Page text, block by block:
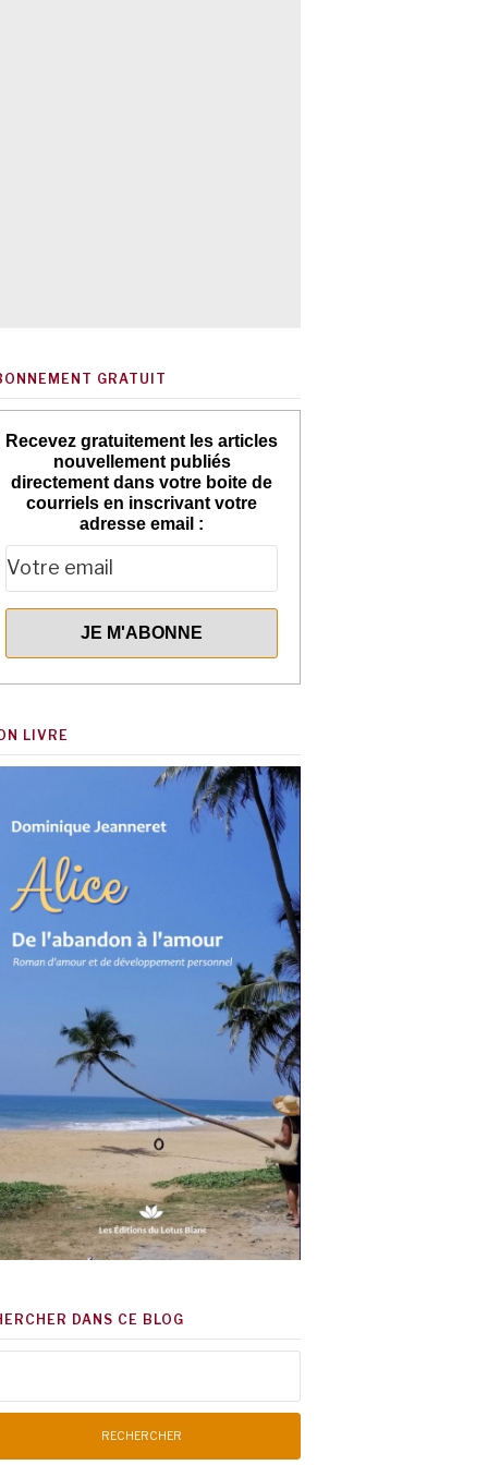
GRATUIT
Recevez gratuitement les articles
nouvellement publiés
directement dans votre boite de
courriels en inscrivant votre
adresse email :
LIVRE
DANS CE BLOG